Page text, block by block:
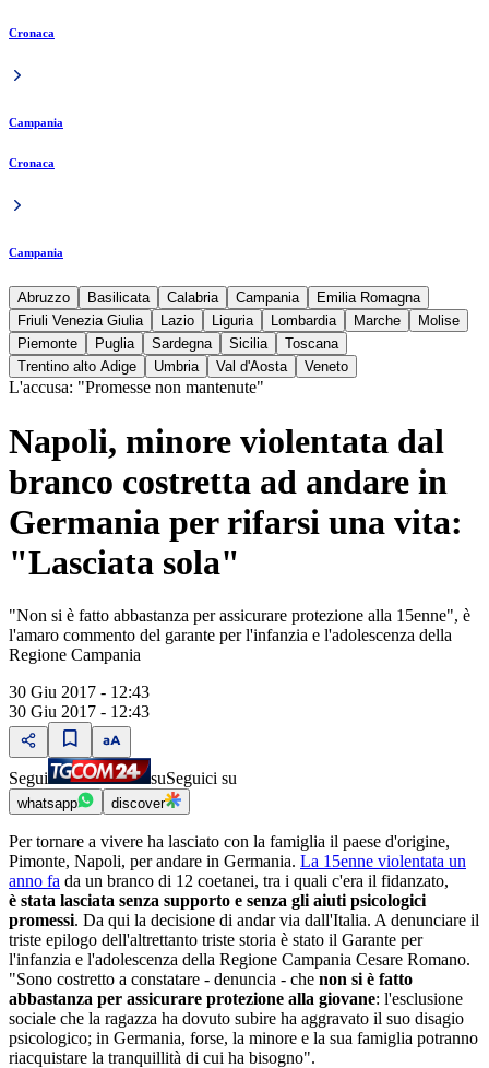
Cronaca
Campania
Cronaca
Campania
Abruzzo Basilicata Calabria Campania
Emilia Romagna
Friuli Venezia Giulia
Lazio Liguria Lombardia Marche
Molise
Piemonte
Puglia Sardegna Sicilia
Toscana
Trentino alto Adige
Umbria Val d'Aosta Veneto
L'accusa: "Promesse non mantenute"
Napoli, minore violentata dal
branco costretta ad andare in
Germania per rifarsi una vita:
"Lasciata sola"
"Non si è fatto abbastanza per assicurare protezione alla 15enne", è
l'amaro commento del garante per l'infanzia e l'adolescenza della
Regione Campania
30 Giu 2017 - 12:43
30 Giu 2017 - 12:43
Segui suSeguici su
whatsapp discover
Per tornare a vivere ha lasciato con la famiglia il paese d'origine,
Pimonte, Napoli, per andare in Germania. La 15enne violentata un
anno fa da un branco di 12 coetanei, tra i quali c'era il fidanzato,
è stata lasciata senza supporto e senza gli aiuti psicologici
promessi. Da qui la decisione di andar via dall'Italia. A denunciare il
triste epilogo dell'altrettanto triste storia è stato il Garante per
l'infanzia e l'adolescenza della Regione Campania Cesare Romano.
"Sono costretto a constatare - denuncia - che non si è fatto
abbastanza per assicurare protezione alla giovane: l'esclusione
sociale che la ragazza ha dovuto subire ha aggravato il suo disagio
psicologico; in Germania, forse, la minore e la sua famiglia potranno
riacquistare la tranquillità di cui ha bisogno".